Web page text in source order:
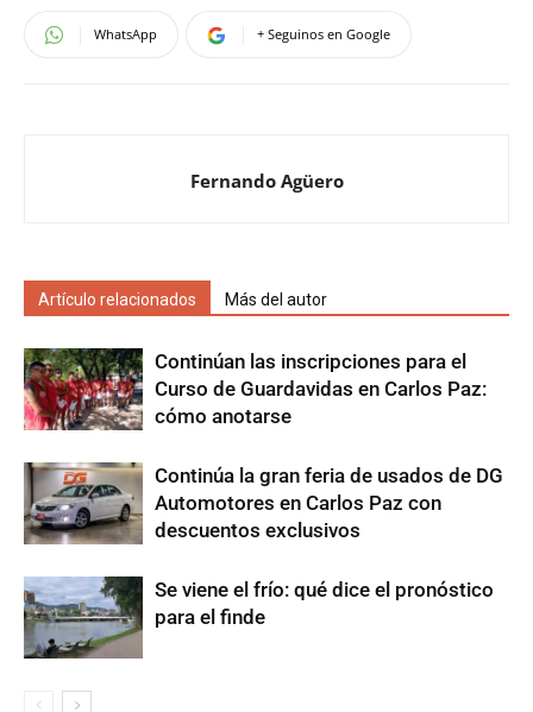
WhatsApp + Seguinos en Google
Fernando Agüero
Artículo relacionados Más del autor
Continúan las inscripciones para el
Curso de Guardavidas en Carlos Paz:
cómo anotarse
Continúa la gran feria de usados de DG
Automotores en Carlos Paz con
descuentos exclusivos
Se viene el frío: qué dice el pronóstico
para el finde